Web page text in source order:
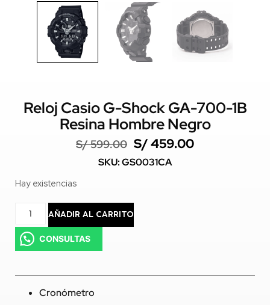
Reloj Casio G-Shock GA-700-1B
Resina Hombre Negro
S/599.00 S/459.00
SKU: GS0031CA
Hay existencias
AÑADIR AL CARRITO
CONSULTAS
Cronómetro